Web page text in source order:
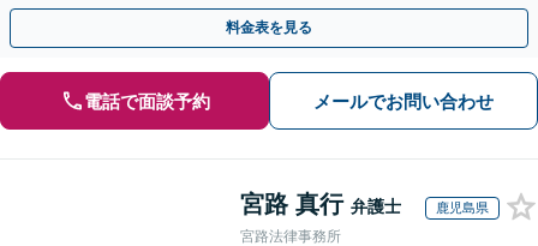
間面談可】【子連れ相談可】【虎ノ門駅1分】
料金表を見る
電話で面談予約 メールでお問い合わせ
宮路 真行 弁護士 鹿児島県
宮路法律事務所